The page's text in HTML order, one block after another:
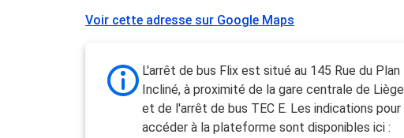
Voir cette adresse sur Google Maps
L'arrêt de bus Flix est situé au 145 Rue du Plan
Incliné, à proximité de la gare centrale de Liège
et de l'arrêt de bus TEC E. Les indications pour
accéder à la plateforme sont disponibles ici :